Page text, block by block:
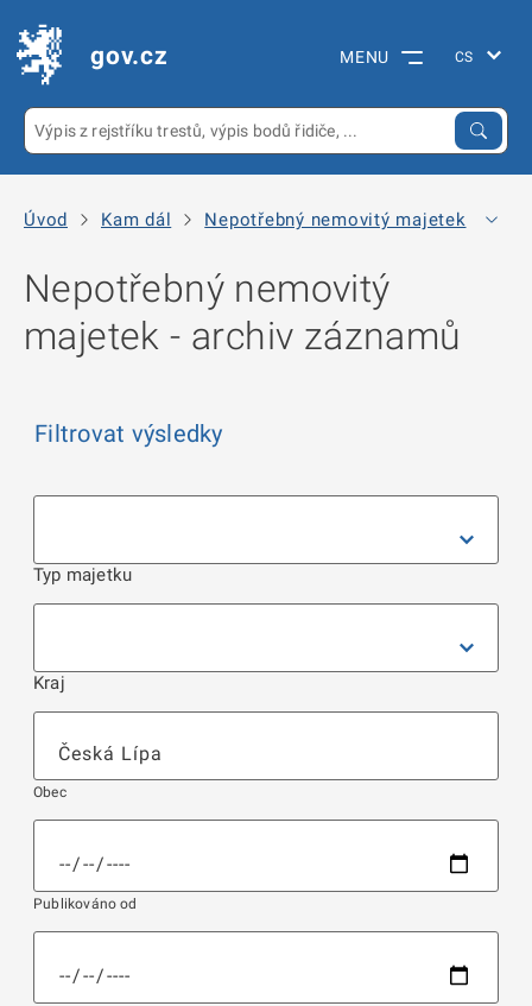
gov.cz MENU
Úvod Kam dál Nepotřebný nemovitý majetek
Nepotřebný nemovitý
majetek - archiv záznamů
Filtrovat výsledky
Typ majetku
Kraj
Obec
Publikováno od